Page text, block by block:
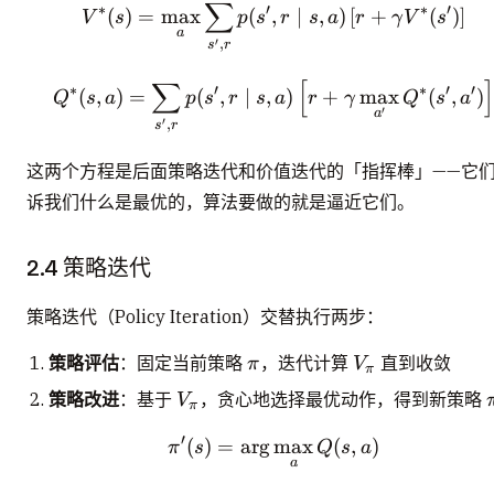
V^{*}(s) = \max_a
V ∗(s) =
a
max
s′,r
∑p(s′, r s, a) [r + γV ∗(s′)]
Q^{*}(s, a) =
Q∗(s, a) =
s′,r
∑ p(s′, r s, a) r + γ
a′
max Q∗(s′, a′)
这两个方程是后面策略迭代和价值迭代的「指挥棒」——它
诉我们什么是最优的，算法要做的就是逼近它们。
2.4 策略迭代
策略迭代（Policy Iteration）交替执行两步：
策略评估：固定当前策略 \pi
π，迭代计算 V_\pi
Vπ 直到收敛
策略改进：基于 V_\pi
Vπ ，贪心地选择最优动作，得到新策略
\pi'(s) = \arg\max_a
π′(s) = arg
a
max Q(s, a)